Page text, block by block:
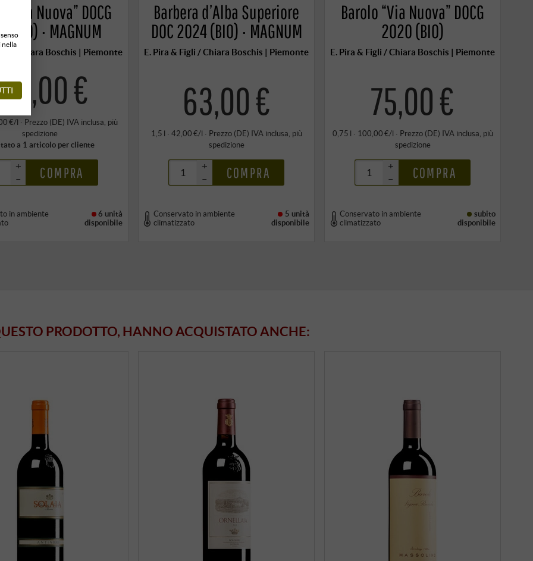
“Via Nuova” DOCG
(BIO) · MAGNUM
/ Chiara Boschis | Piemonte
€
€/l · Prezzo (DE) IVA inclusa , più
spedizione
a 1 articolo per cliente
+
–
COMPRA
in ambiente
6 unità
disponibile
Barbera d’Alba Superiore
DOC 2024 (BIO) · MAGNUM
E. Pira & Figli / Chiara Boschis | Piemonte
63,00 €
1,5 l · 42,00 €/l · Prezzo (DE) IVA inclusa , più
spedizione
+
–
COMPRA
Conservato in ambiente
climatizzato
5 unità
disponibile
Barolo “Via Nuova” DOCG
2020 (BIO)
E. Pira & Figli / Chiara Boschis | Piemonte
75,00 €
0,75 l · 100,00 €/l · Prezzo (DE) IVA inclusa , più
spedizione
+
–
COMPRA
Conservato in ambiente
climatizzato
subito
disponibile
PRODOTTO, HANNO ACQUISTATO ANCHE:
nella